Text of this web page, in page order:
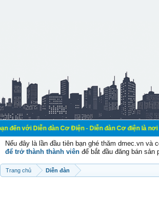
đàn Cơ Điện - Diễn đàn Cơ điện là nơi chia sẽ
Nếu đây là lần đầu tiên bạn ghé thăm dmec.vn và
để trở thành thành viên để bắt đầu đăng bán sản
Trang chủ Diễn đàn